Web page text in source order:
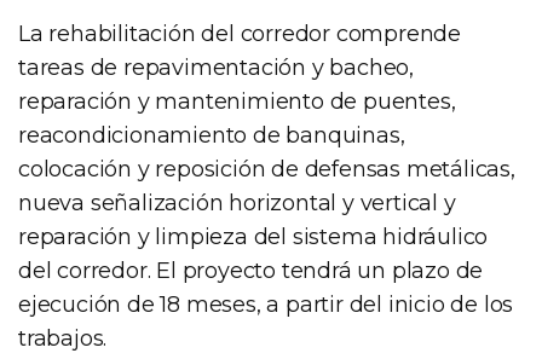
La rehabilitación del corredor comprende
tareas de repavimentación y bacheo,
reparación y mantenimiento de puentes,
reacondicionamiento de banquinas,
colocación y reposición de defensas metálicas,
nueva señalización horizontal y vertical y
reparación y limpieza del sistema hidráulico
del corredor. El proyecto tendrá un plazo de
ejecución de 18 meses, a partir del inicio de los
trabajos.